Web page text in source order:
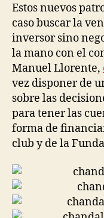
Estos nuevos
caso buscar la
inversor sino
la mano con el
Manuel Llorente,
vez disponer de
sobre las
para tener las
forma de
club y de la